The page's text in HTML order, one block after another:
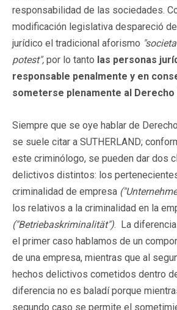
responsabilidad de las sociedades.
modificación legislativa despareció
jurídico el tradicional aforismo
potest", por lo tanto las personas
responsable penalmente y en
someterse plenamente al Derecho
Siempre que se oye hablar de
se suele citar a SUTHERLAND;
este criminólogo, se pueden dar dos
delictivos distintos: los
criminalidad de empresa
los relativos a la criminalidad en la
("Betriebaskriminalität"). La
el primer caso hablamos de un
de una empresa, mientras que al
hechos delictivos cometidos dentro
diferencia no es baladí porque
segundo caso se permite el